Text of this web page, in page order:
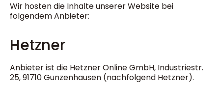
Wir hosten die Inhalte unserer Website bei
folgendem Anbieter:
Hetzner
Anbieter ist die Hetzner Online GmbH, Industriestr.
25, 91710 Gunzenhausen (nachfolgend Hetzner).